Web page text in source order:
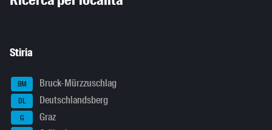
Stiria
BM Bruck-Mürzzuschlag
DL Deutschlandsberg
G Graz